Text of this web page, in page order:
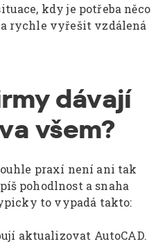
kdy je potřeba něco
rychle vyřešit vzdálená
dávají
všem?
praxí není ani tak
pohodlnost a snaha
to vypadá takto:
aktualizovat AutoCAD.